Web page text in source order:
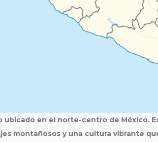
ubicado en el norte-centro de México.
montañosos y una cultura vibrante